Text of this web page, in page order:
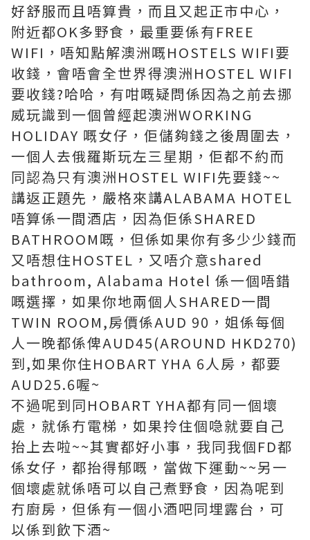
好舒服而且唔算貴，而且又起正市中心，
附近都OK多野食，最重要係有FREE
WIFI，唔知點解澳洲嘅HOSTELS WIFI要
收錢，會唔會全世界得澳洲HOSTEL WIFI
要收錢?哈哈，有咁嘅疑問係因為之前去挪
威玩識到一個曾經起澳洲WORKING
HOLIDAY 嘅女仔，佢儲夠錢之後周圍去，
一個人去俄羅斯玩左三星期，佢都不約而
同認為只有澳洲HOSTEL WIFI先要錢~~
講返正題先，嚴格來講ALABAMA HOTEL
唔算係一間酒店，因為佢係SHARED
BATHROOM嘅，但係如果你有多少少錢而
又唔想住HOSTEL，又唔介意shared
bathroom, Alabama Hotel 係一個唔錯
嘅選擇，如果你地兩個人SHARED一間
TWIN ROOM,房價係AUD 90，姐係每個
人一晚都係俾AUD45(AROUND HKD270)
到,如果你住HOBART YHA 6人房，都要
AUD25.6喔~
不過呢到同HOBART YHA都有同一個壞
處，就係冇電梯，如果拎住個喼就要自己
抬上去啦~~其實都好小事，我同我個FD都
係女仔，都抬得郁嘅，當做下運動~~另一
個壞處就係唔可以自己煮野食，因為呢到
冇廚房，但係有一個小酒吧同埋露台，可
以係到飲下酒~